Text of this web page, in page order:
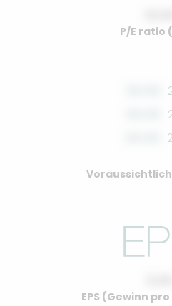
P/E ratio
EPS (Gewinn